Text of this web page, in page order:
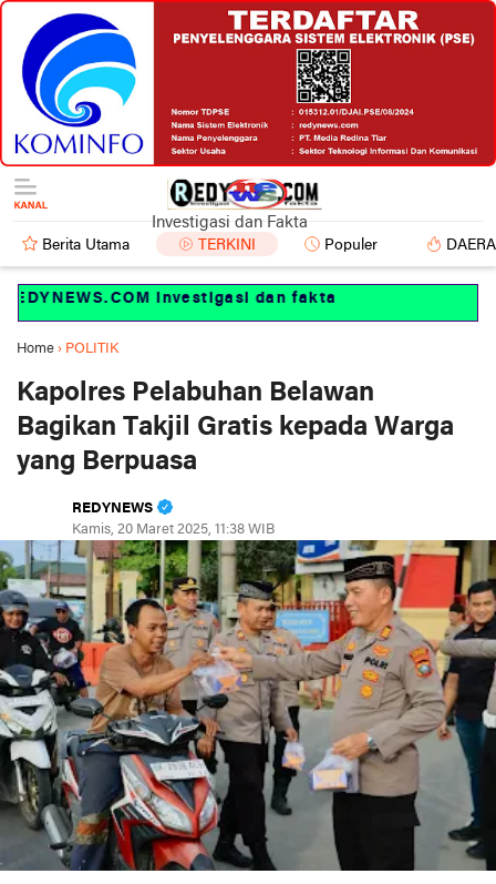
Investigasi dan Fakta
Berita Utama TERKINI Populer
Investigasi dan fakta
Home › POLITIK
Kapolres Pelabuhan Belawan
Bagikan Takjil Gratis kepada Warga
yang Berpuasa
REDYNEWS
Kamis, 20 Maret 2025, 11:38 WIB